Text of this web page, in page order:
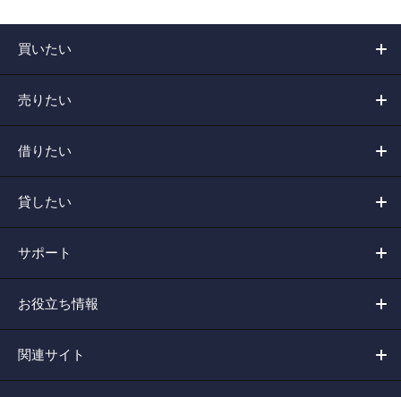
買いたい
売りたい
借りたい
貸したい
サポート
お役立ち情報
関連サイト